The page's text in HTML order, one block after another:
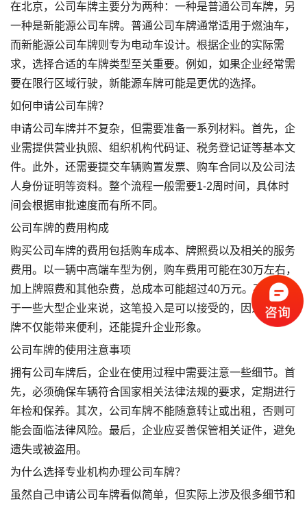
在北京，公司车牌主要分为两种：一种是普通公司车牌，另
一种是新能源公司车牌。普通公司车牌通常适用于燃油车，
而新能源公司车牌则专为电动车设计。根据企业的实际需
求，选择合适的车牌类型至关重要。例如，如果企业经常需
要在限行区域行驶，新能源车牌可能是更优的选择。
如何申请公司车牌？
申请公司车牌并不复杂，但需要准备一系列材料。首先，企
业需提供营业执照、组织机构代码证、税务登记证等基本文
件。此外，还需要提交车辆购置发票、购车合同以及公司法
人身份证明等资料。整个流程一般需要1-2周时间，具体时
间会根据审批速度而有所不同。
公司车牌的费用构成
购买公司车牌的费用包括购车成本、牌照费以及相关的服务
费用。以一辆中高端车型为例，购车费用可能在30万左右，
加上牌照费和其他杂费，总成本可能超过40万元。不过，对
于一些大型企业来说，这笔投入是可以接受的，因为公司车
牌不仅能带来便利，还能提升企业形象。
公司车牌的使用注意事项
拥有公司车牌后，企业在使用过程中需要注意一些细节。首
先，必须确保车辆符合国家相关法律法规的要求，定期进行
年检和保养。其次，公司车牌不能随意转让或出租，否则可
能会面临法律风险。最后，企业应妥善保管相关证件，避免
遗失或被盗用。
为什么选择专业机构办理公司车牌？
虽然自己申请公司车牌看似简单，但实际上涉及很多细节和